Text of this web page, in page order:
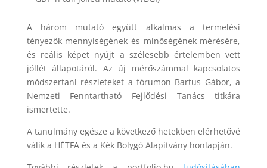
A három mutató együtt alkalmas a termelési
tényezők mennyiségének és minőségének mérésére,
és reális képet nyújt a szélesebb értelemben vett
jóllét állapotáról. Az új mérőszámmal kapcsolatos
módszertani részleteket a fórumon Bartus Gábor, a
Nemzeti Fenntartható Fejlődési Tanács titkára
ismertette.
A tanulmány egésze a következő hetekben elérhetővé
válik a HÉTFA és a Kék Bolygó Alapítvány honlapján.